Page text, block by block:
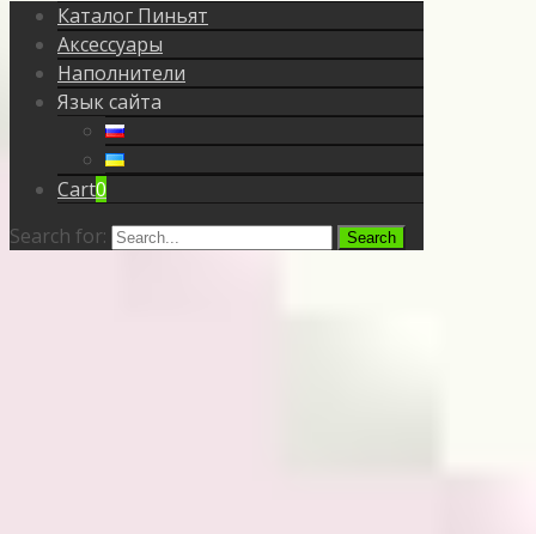
Каталог Пиньят
Аксессуары
Наполнители
Язык сайта
Cart0
Search for: